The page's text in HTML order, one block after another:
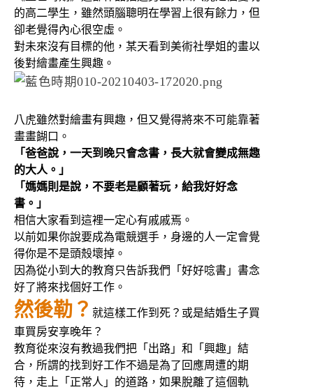
的高二學生，雖然頭腦聰明在學習上很有餘力，但
卻老覺得內心很空虛。
對未來沒有目標的他，某天看到美術社學姐的畫以
後對繪畫產生興趣。
八虎雖然對繪畫有興趣，但又覺得將來不可能靠著
畫畫餬口。
「爸爸說，一天到晚只會念書，長大就會變成無趣
的大人。」
「媽媽則是說，不要老是顧著玩，給我好好念
書。」
相信大家看到這裡一定心有戚戚焉。
以前如果你說要成為電競選手，身邊的人一定會覺
得你是不是頭殼壞掉。
因為從小到大的教育只告訴我們「好好唸書」書念
好了將來找個好工作。
然後勒？ 就這樣工作到死？或是結婚生子買
車買房安享晚年？
教育從來沒有教過我們把「出路」和「興趣」結
合，所謂的找到好工作不過是為了回應周遭的期
待，走上「正常人」的道路，如果脫離了這個軌